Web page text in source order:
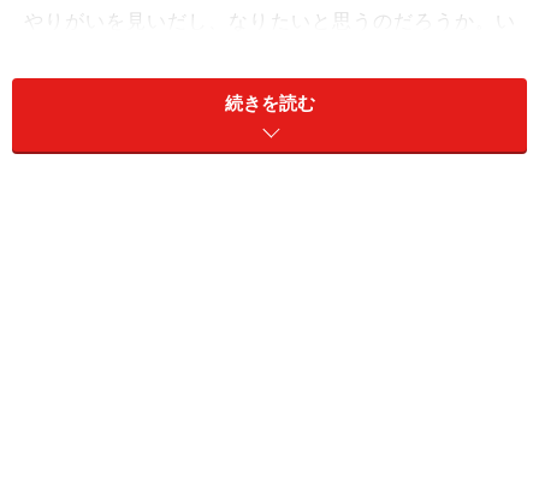
やりがいを見いだし、なりたいと思うのだろうか。い
師を選択するとはあまり考えられないので、やはり後者
続きを読む